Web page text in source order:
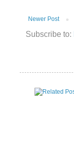
Newer Post
Subscribe to: